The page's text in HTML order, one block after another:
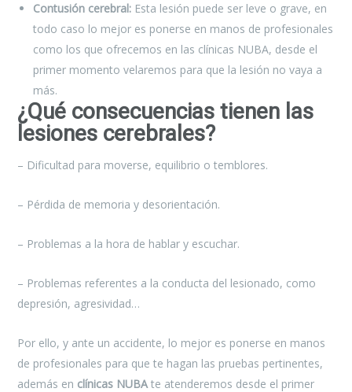
Contusión cerebral: Esta lesión puede ser leve o grave, en
todo caso lo mejor es ponerse en manos de profesionales
como los que ofrecemos en las clínicas NUBA, desde el
primer momento velaremos para que la lesión no vaya a
más.
¿Qué consecuencias tienen las
lesiones cerebrales?
– Dificultad para moverse, equilibrio o temblores.
– Pérdida de memoria y desorientación.
– Problemas a la hora de hablar y escuchar.
– Problemas referentes a la conducta del lesionado, como
depresión, agresividad…
Por ello, y ante un accidente, lo mejor es ponerse en manos
de profesionales para que te hagan las pruebas pertinentes,
además en clínicas NUBAte atenderemos desde el primer